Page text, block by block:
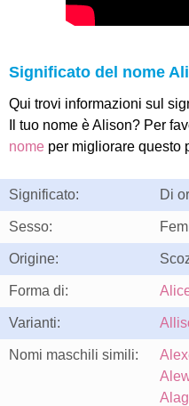
Significato del nome
Qui trovi informazioni sul
Il tuo nome è Alison? Per
nome per migliorare questo
Significato: Di
Sesso:
Origine:
Forma di:
Varianti:
Nomi maschili simili: